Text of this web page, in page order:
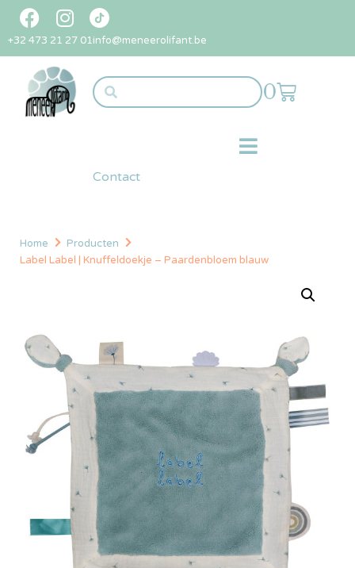
+32 473 21 27 01info@meneerolifant.be
0
Contact
Home
Producten
Label Label | Knuffeldoekje – Paardenbloem blauw